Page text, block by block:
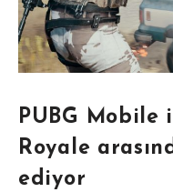
PUBG
Royale
ediyor